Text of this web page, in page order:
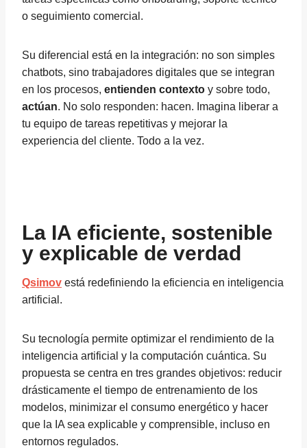
o seguimiento comercial.
Su diferencial está en la integración: no son simples
chatbots, sino trabajadores digitales que se integran
en los procesos, entienden contexto y sobre todo,
actúan. No solo responden: hacen. Imagina liberar a
tu equipo de tareas repetitivas y mejorar la
experiencia del cliente. Todo a la vez.
La IA eficiente, sostenible
y explicable de verdad
Qsimov está redefiniendo la eficiencia en inteligencia
artificial.
Su tecnología permite optimizar el rendimiento de la
inteligencia artificial y la computación cuántica. Su
propuesta se centra en tres grandes objetivos: reducir
drásticamente el tiempo de entrenamiento de los
modelos, minimizar el consumo energético y hacer
que la IA sea explicable y comprensible, incluso en
entornos regulados.